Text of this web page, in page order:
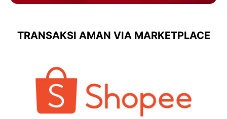
TRANSAKSI AMAN VIA MARKETPLACE